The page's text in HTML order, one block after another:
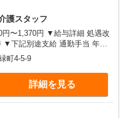
護スタッフ
円 ▼給与詳細 処遇改
・12
(3
町4-5-9
詳細を見る